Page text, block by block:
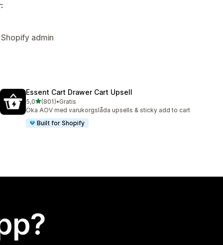
admin
Essent Cart Drawer Cart Upsell
5,0av 5 stjärnor
(801)
801 recensioner totalt
•Gratis
Öka AOV med varukorgslåda upsells & sticky add to cart
Built for Shopify